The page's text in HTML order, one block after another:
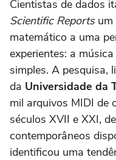
Cientistas de dados
Scientific Reportsum
matemático a uma
experientes: a
simples. A pesquisa,
da Universidade da
mil arquivos MIDI de
séculos XVII e XXI, de
contemporâneos
identificou uma